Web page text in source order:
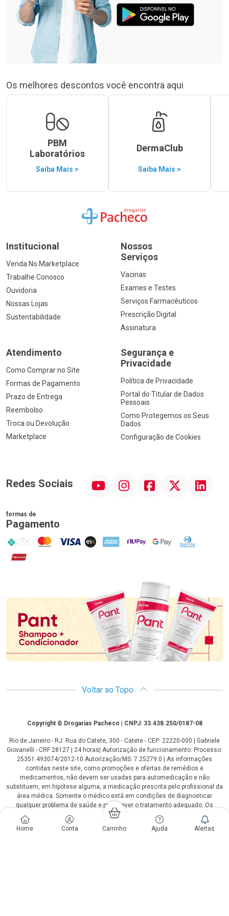
Home Conta Carrinho Ajuda Alertas
Os melhores descontos você encontra aqui
PBM
Laboratórios
Saiba Mais >
DermaClub
Saiba Mais >
Ir para a Home
Institucional
Venda No Marketplace
Trabalhe Conosco
Ouvidoria
Nossas Lojas
Sustentabilidade
Nossos
Serviços
Vacinas
Exames e Testes
Serviços Farmacêuticos
Prescrição Digital
Assinatura
Atendimento
Como Comprar no Site
Formas de Pagamento
Prazo de Entrega
Reembolso
Troca ou Devolução
Marketplace
Segurança e
Privacidade
Política de Privacidade
Portal do Titular de Dados
Pessoais
Como Protegemos os Seus
Dados
Configuração de Cookies
Redes Sociais InstagramFacebookTwitter Linkedin
formas de
Pagamento
PIX MasterCard
VISA ELO AMEX NuPay Google PayDiners Club
Hipercard
Voltar ao Topo
CopyrightCopyright © Drogarias Pacheco | CNPJ: 33.438.250/0187-08
Rio de Janeiro - RJ: Rua do Catete, 300 - Catete - CEP: 22220-000 | Gabriele
Giovanelli - CRF 28127 | 24 horas| Autorização de funcionamento: Processo:
25351.493074/2012-10 Autorização/MS: 7.25279.0 | As informações
contidas neste site, como promoções e ofertas de remédios e
medicamentos, não devem ser usadas para automedicação e não
substituem, em hipótese alguma, a medicação prescrita pelo profissional da
área médica. Somente o médico está em condições de diagnosticar
qualquer problema de saúde e prescrever o tratamento adequado. Os
preços e as promoções são válidos apenas para compras via internet. As
fotos contidas em nosso site são meramente ilustrativas. *Preços e
disponibilidade sujeitos a alterações no decorrer do dia. Antibióticos e